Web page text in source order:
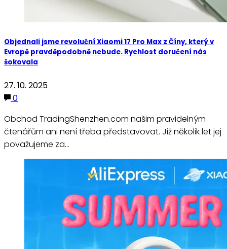
Objednali jsme revoluční Xiaomi 17 Pro Max z Číny, který v
Evropě pravděpodobně nebude. Rychlost doručení nás
šokovala
27. 10. 2025
0
Obchod TradingShenzhen.com našim pravidelným
čtenářům ani není třeba představovat. Již několik let jej
považujeme za…